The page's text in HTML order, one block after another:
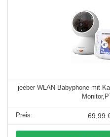
jeeber WLAN Babyphone mit
69,99